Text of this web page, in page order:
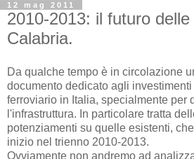
12 mag 2011
2010-2013: il futuro
Calabria.
Da qualche tempo è in circolazione
documento dedicato agli
ferroviario in Italia, specialmente per
l'infrastruttura. In particolare tratta
potenziamenti su quelle esistenti,
inizio nel trienno 2010-2013.
Ovviamente non andremo ad